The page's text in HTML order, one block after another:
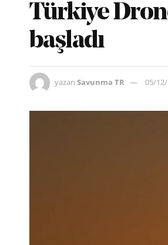
Türkiye
başladı
yazan Savunma TR 05/12/